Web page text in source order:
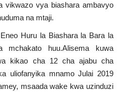
vikwazo vya biashara ambavyo
na mtaji.
Huru la Biashara la Bara la
mchakato huu.Alisema kuwa
kikao cha 12 cha ajabu cha
uliofanyika mnamo Julai 2019
msaada wake kwa uzinduzi